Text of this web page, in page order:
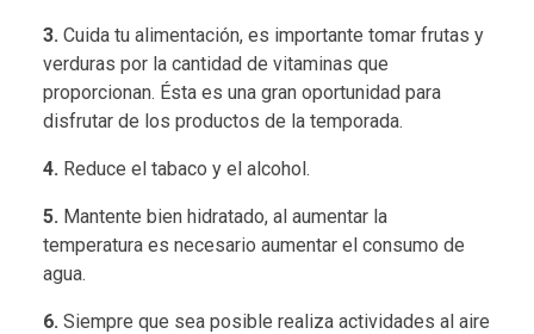
3. Cuida tu alimentación, es importante tomar frutas y
verduras por la cantidad de vitaminas que
proporcionan. Ésta es una gran oportunidad para
disfrutar de los productos de la temporada.
4. Reduce el tabaco y el alcohol.
5. Mantente bien hidratado, al aumentar la
temperatura es necesario aumentar el consumo de
agua.
6. Siempre que sea posible realiza actividades al aire